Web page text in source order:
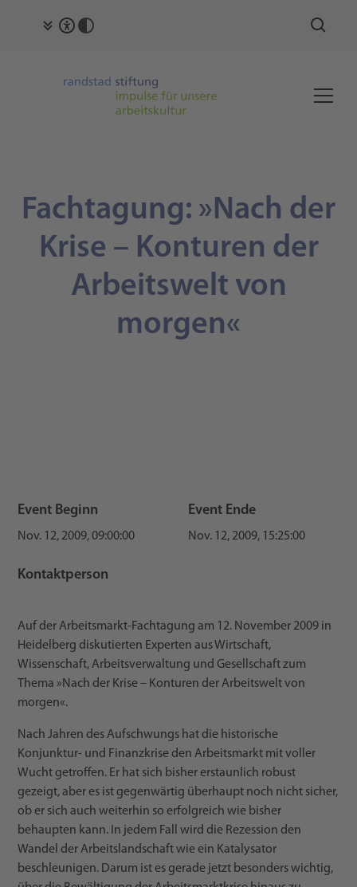
Fachtagung: »Nach der
Krise – Konturen der
Arbeitswelt von
morgen«
Event Beginn
Nov. 12, 2009, 09:00:00
Event Ende
Nov. 12, 2009, 15:25:00
Kontaktperson
Auf der Arbeitsmarkt-Fachtagung am 12. November 2009 in
Heidelberg diskutierten Experten aus Wirtschaft,
Wissenschaft, Arbeitsverwaltung und Gesellschaft zum
Thema »Nach der Krise – Konturen der Arbeitswelt von
morgen«.
Nach Jahren des Aufschwungs hat die historische
Konjunktur- und Finanzkrise den Arbeitsmarkt mit voller
Wucht getroffen. Er hat sich bisher erstaunlich robust
gezeigt, aber es ist gegenwärtig überhaupt noch nicht sicher,
ob er sich auch weiterhin so erfolgreich wie bisher
behaupten kann. In jedem Fall wird die Rezession den
Wandel der Arbeitslandschaft wie ein Katalysator
beschleunigen. Darum ist es gerade jetzt besonders wichtig,